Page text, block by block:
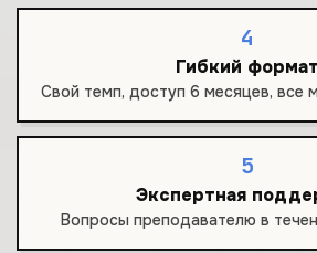
4
Гибкий формат
Свой темп, доступ 6 месяцев, все
5
Экспертная
Вопросы преподавателю в